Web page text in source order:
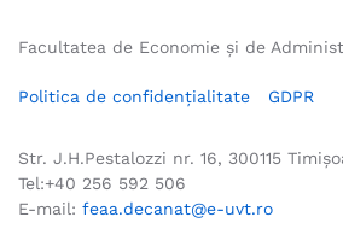
Facultatea de Economie și de
Politica de confidențialitate GDPR
Str. J.H.Pestalozzi nr. 16, 300115
Tel:+40 256 592 506
E-mail: feaa.decanat@e-uvt.ro